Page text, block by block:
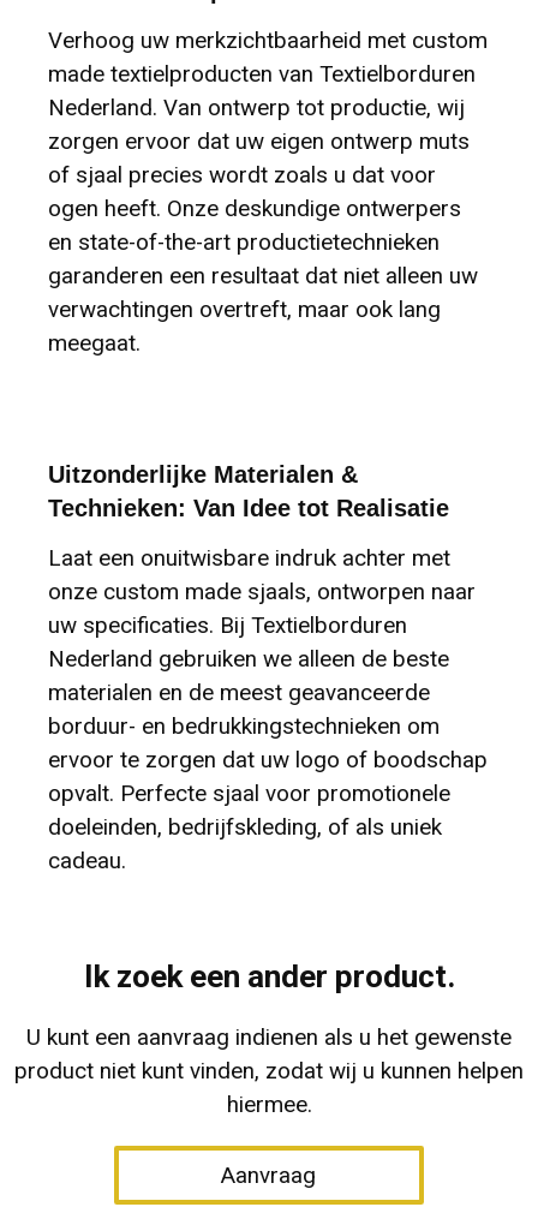
Verhoog uw merkzichtbaarheid met custom
made textielproducten van Textielborduren
Nederland. Van ontwerp tot productie, wij
zorgen ervoor dat uw eigen ontwerp muts
of sjaal precies wordt zoals u dat voor
ogen heeft. Onze deskundige ontwerpers
en state-of-the-art productietechnieken
garanderen een resultaat dat niet alleen uw
verwachtingen overtreft, maar ook lang
meegaat.
Uitzonderlijke Materialen &
Technieken: Van Idee tot Realisatie
Laat een onuitwisbare indruk achter met
onze custom made sjaals, ontworpen naar
uw specificaties. Bij Textielborduren
Nederland gebruiken we alleen de beste
materialen en de meest geavanceerde
borduur- en bedrukkingstechnieken om
ervoor te zorgen dat uw logo of boodschap
opvalt. Perfecte sjaal voor promotionele
doeleinden, bedrijfskleding, of als uniek
cadeau.
Ik zoek een ander product.
U kunt een aanvraag indienen als u het gewenste
product niet kunt vinden, zodat wij u kunnen helpen
hiermee.
Aanvraag